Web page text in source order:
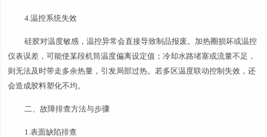
4.温控系统失效
硅胶对温度敏感，温控异常会直接导致制品报废。加热圈损坏或温控
仪表误差，可能使某段机筒温度偏离设定值；冷却水路堵塞或流量不足，
则无法及时带走多余热量，引发局部过热。若多区温度联动控制失效，还
会造成胶料塑化不均。
二、故障排查方法与步骤
1.表面缺陷排查